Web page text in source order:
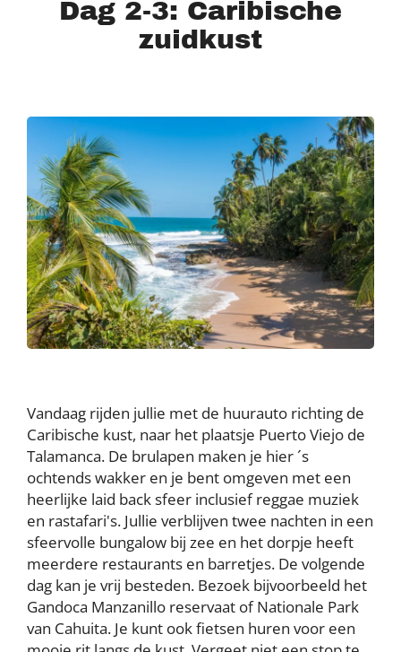
Dag 2-3: Caribische
zuidkust
Vandaag rijden jullie met de huurauto richting de
Caribische kust, naar het plaatsje Puerto Viejo de
Talamanca. De brulapen maken je hier ´s
ochtends wakker en je bent omgeven met een
heerlijke laid back sfeer inclusief reggae muziek
en rastafari's. Jullie verblijven twee nachten in een
sfeervolle bungalow bij zee en het dorpje heeft
meerdere restaurants en barretjes. De volgende
dag kan je vrij besteden. Bezoek bijvoorbeeld het
Gandoca Manzanillo reservaat of Nationale Park
van Cahuita. Je kunt ook fietsen huren voor een